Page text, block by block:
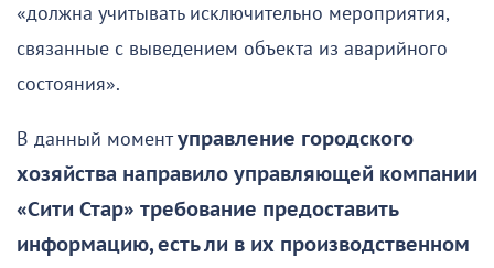
«должна учитывать исключительно мероприятия,
связанные с выведением объекта из аварийного
состояния».
В данный моментуправление городского
хозяйства направило управляющей компании
«Сити Стар» требование предоставить
информацию, есть ли в их производственном